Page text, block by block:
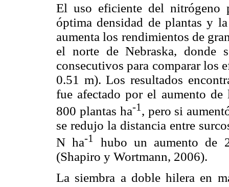
El uso eficiente del nitrógeno
óptima densidad de plantas y
aumenta los rendimientos de
el norte de Nebraska, donde
consecutivos para comparar los
0.51 m). Los resultados
fue afectado por el aumento
800 plantas ha-1 , pero si
se redujo la distancia entre
N ha-1
hubo un aumento de
(Shapiro y Wortmann, 2006).
La siembra a doble hilera en